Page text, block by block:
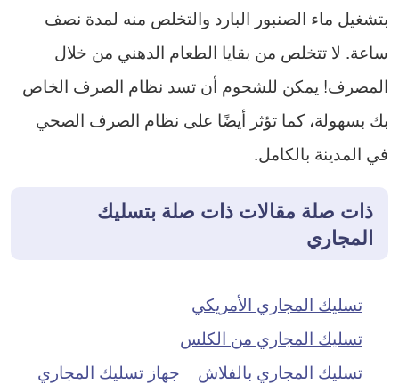
بتشغيل ماء الصنبور البارد والتخلص منه لمدة نصف
ساعة. لا تتخلص من بقايا الطعام الدهني من خلال
المصرف! يمكن للشحوم أن تسد نظام الصرف الخاص
بك بسهولة، كما تؤثر أيضًا على نظام الصرف الصحي
في المدينة بالكامل.
ذات صلة مقالات ذات صلة بتسليك
المجاري
تسليك المجاري الأمريكي
تسليك المجاري من الكلس
تسليك المجاري بالفلاش
جهاز تسليك المجاري